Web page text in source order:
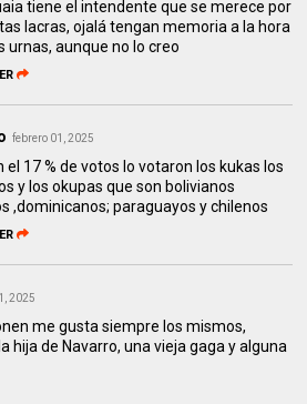
tiene el intendente que se merece por
lacras, ojalá tengan memoria a la hora
urnas, aunque no lo creo
febrero 01, 2025
el 17 % de votos lo votaron los kukas los
y los okupas que son bolivianos
,dominicanos; paraguayos y chilenos
2025
me gusta siempre los mismos,
hija de Navarro, una vieja gaga y alguna